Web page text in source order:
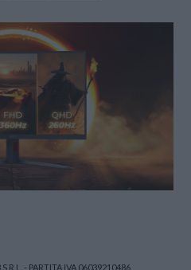
- PARTITA IVA 06039210486